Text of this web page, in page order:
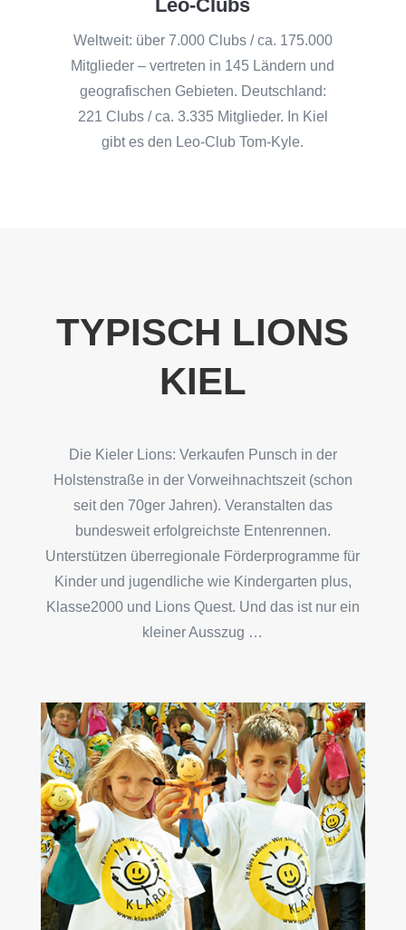
Leo-Clubs
Weltweit: über 7.000 Clubs / ca. 175.000
Mitglieder – vertreten in 145 Ländern und
geografischen Gebieten. Deutschland:
221 Clubs / ca. 3.335 Mitglieder. In Kiel
gibt es den Leo-Club Tom-Kyle.
TYPISCH LIONS
KIEL
Die Kieler Lions: Verkaufen Punsch in der
Holstenstraße in der Vorweihnachtszeit (schon
seit den 70ger Jahren). Veranstalten das
bundesweit erfolgreichste Entenrennen.
Unterstützen überregionale Förderprogramme für
Kinder und jugendliche wie Kindergarten plus,
Klasse2000 und Lions Quest. Und das ist nur ein
kleiner Ausszug …